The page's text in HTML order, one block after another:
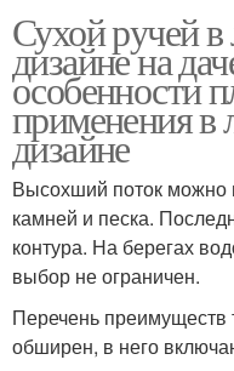
Сухой ручей
дизайне на
особенности
применения
дизайне
Высохший поток
камней и песка.
контура. На берегах
выбор не ограничен.
Перечень преимуществ
обширен, в него